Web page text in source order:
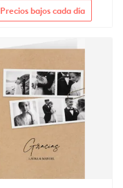
Precios bajos cada día